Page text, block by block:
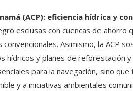
(ACP): eficiencia hídrica y
esclusas con cuencas de ahorro
Asimismo, la ACP
hídricos y planes de reforestación
para la navegación, sino
y a iniciativas ambientales